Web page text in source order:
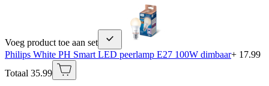
Voeg product toe aan set
Philips White PH Smart LED peerlamp E27 100W dimbaar+ 17.99
Totaal 35.99